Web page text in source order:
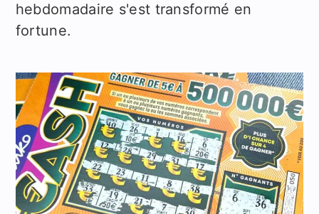
hebdomadaire s'est transformé en
fortune.